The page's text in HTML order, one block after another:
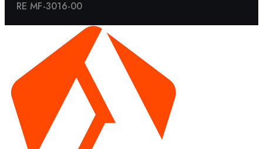
RE MF-3016-00